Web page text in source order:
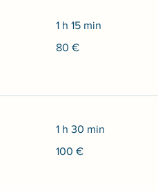
1 h 15 min
euros
80 €
1 h 30 min
euros
100 €